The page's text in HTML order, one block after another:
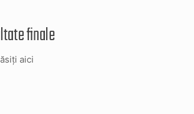
finale
aici